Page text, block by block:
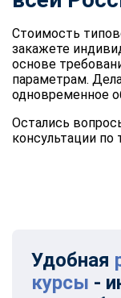
Стоимость
закажете
основе
параметрам.
одновременное
Остались
консультации по
Удобная
курсы -